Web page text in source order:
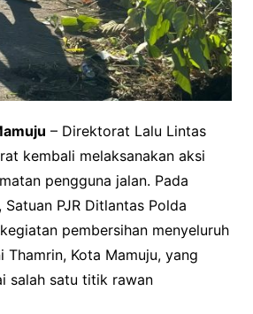
– Direktorat Lalu Lintas
kembali melaksanakan aksi
pengguna jalan. Pada
PJR Ditlantas Polda
pembersihan menyeluruh
Thamrin, Kota Mamuju, yang
salah satu titik rawan